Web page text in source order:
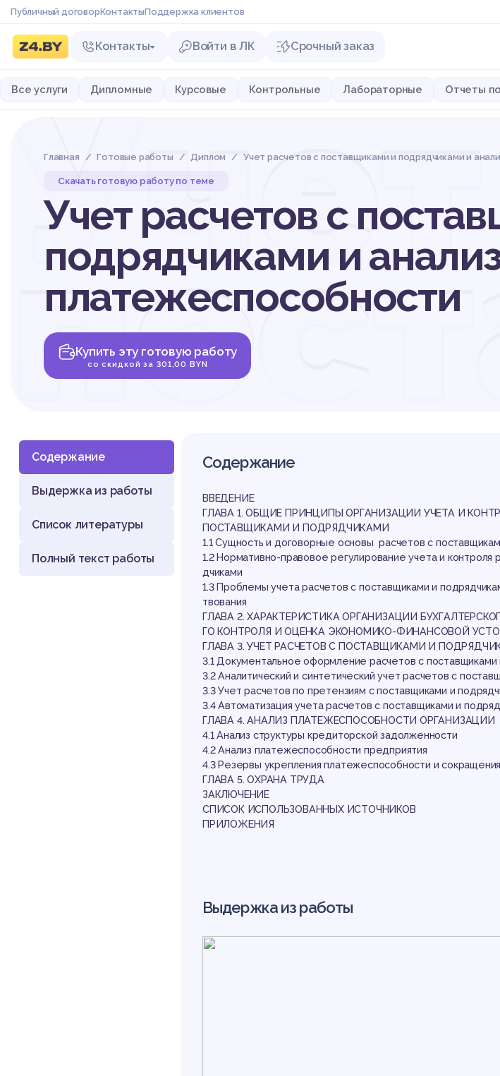
Публичный договорКонтактыПоддержка клиентов
Контакты Войти в ЛК Срочный заказ
Все услуги Дипломные Курсовые Контрольные Лабораторные Отчеты
Главная Готовые работы Диплом Учет расчетов с поставщиками и подрядчиками и
Скачать готовую работу по теме
Учет расчетов с
подрядчиками и
платежеспособности
Купить эту готовую работу
со скидкой за 301,00 BYN
Содержание
Выдержка из работы
Список литературы
Полный текст работы
Содержание
ВВЕДЕНИЕ
ГЛАВА 1. ОБЩИЕ ПРИНЦИПЫ ОРГАНИЗАЦИИ УЧЕТА И
ПОСТАВЩИКАМИ И ПОДРЯДЧИКАМИ
1.1 Сущность и договорные основы расчетов с
1.2 Нормативно-правовое регулирование учета и контроля
дчиками
1.3 Проблемы учета расчетов с поставщиками и
твования
ГЛАВА 2. ХАРАКТЕРИСТИКА ОРГАНИЗАЦИИ
ГО КОНТРОЛЯ И ОЦЕНКА ЭКОНОМИКО-ФИНАНСОВОЙ
ГЛАВА 3. УЧЕТ РАСЧЕТОВ С ПОСТАВЩИКАМИ И
3.1 Документальное оформление расчетов с поставщиками
3.2 Аналитический и синтетический учет расчетов с
3.3 Учет расчетов по претензиям с поставщиками и
3.4 Автоматизация учета расчетов с поставщиками и
ГЛАВА 4. АНАЛИЗ ПЛАТЕЖЕСПОСОБНОСТИ ОРГАНИЗАЦИИ
4.1 Анализ структуры кредиторской задолженности
4.2 Анализ платежеспособности предприятия
4.3 Резервы укрепления платежеспособности и
ГЛАВА 5. ОХРАНА ТРУДА
ЗАКЛЮЧЕНИЕ
СПИСОК ИСПОЛЬЗОВАННЫХ ИСТОЧНИКОВ
ПРИЛОЖЕНИЯ
Выдержка из работы